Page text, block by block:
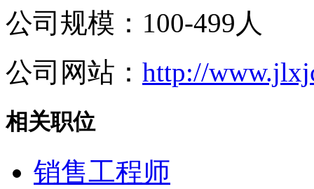
公司规模：100-499人
公司网站： http://
相关职位
销售工程师